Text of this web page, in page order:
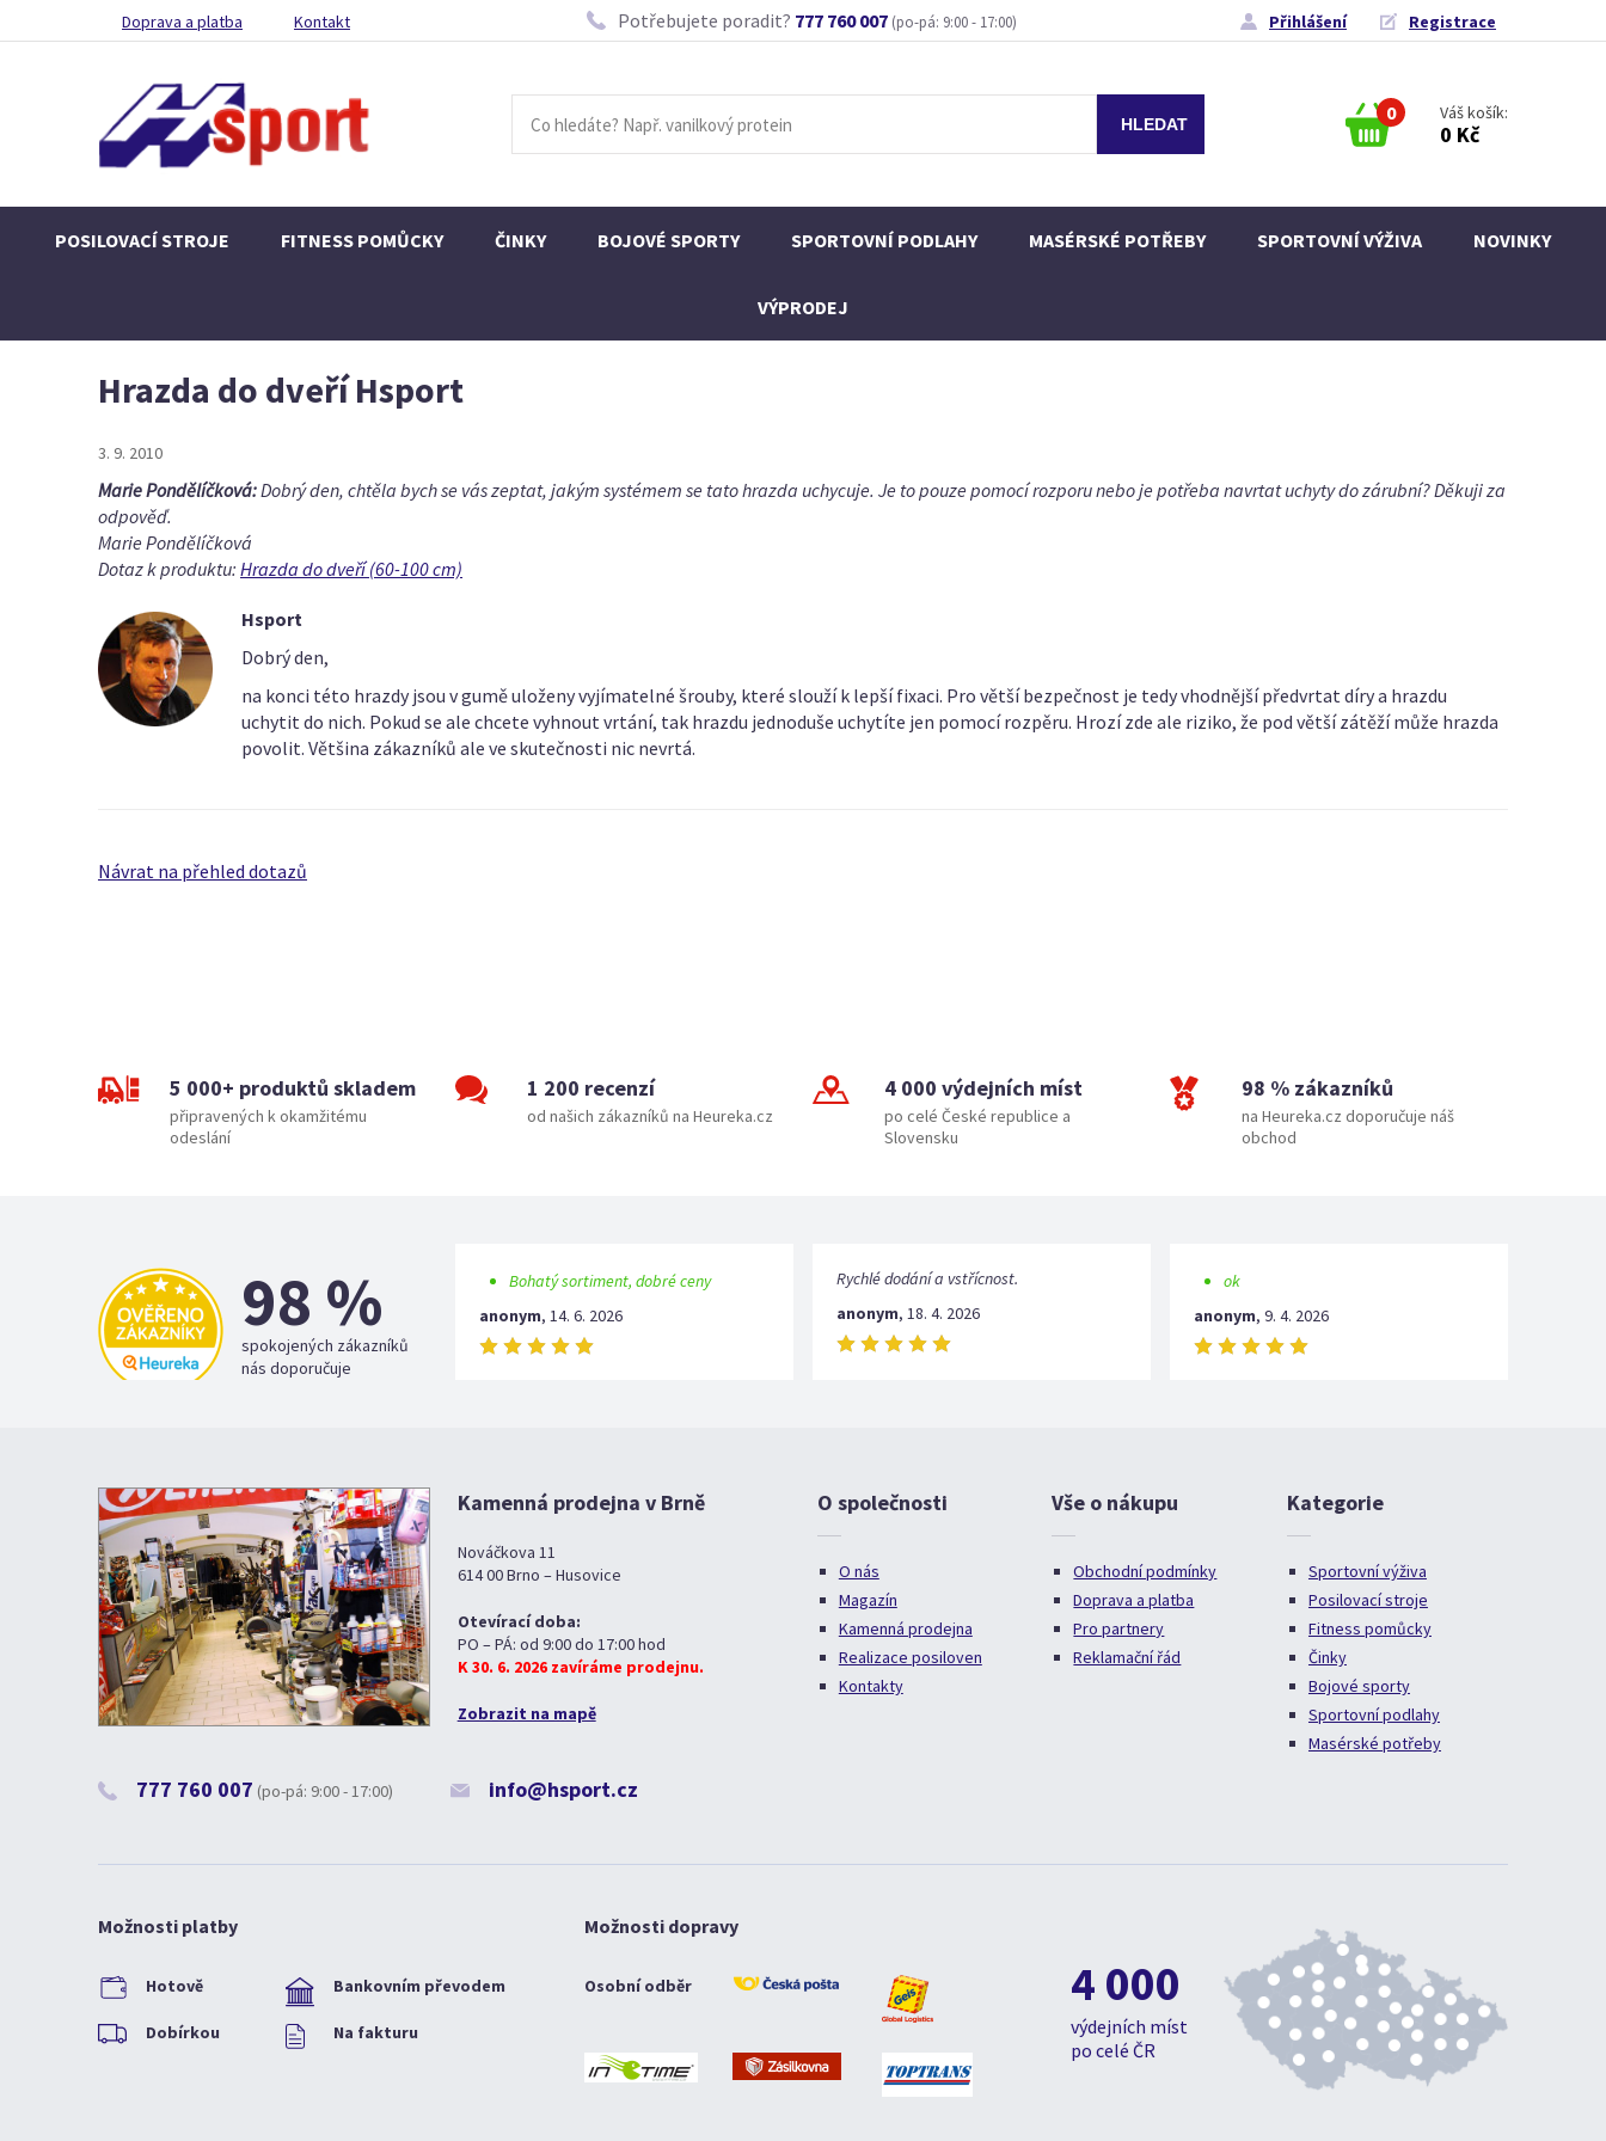
Doprava a platba Kontakt Potřebujete poradit? 777 760 007 (po-pá: 9:00 - 17:00) Přihlášení Registrace
0 Váš košík:
0 Kč
POSILOVACÍ STROJE FITNESS POMŮCKY ČINKY BOJOVÉ SPORTY SPORTOVNÍ PODLAHY MASÉRSKÉ POTŘEBY SPORTOVNÍ VÝŽIVA NOVINKY
VÝPRODEJ
Hrazda do dveří Hsport
3. 9. 2010
Marie Pondělíčková:Dobrý den, chtěla bych se vás zeptat, jakým systémem se tato hrazda uchycuje. Je to pouze pomocí rozporu nebo je potřeba navrtat uchyty do zárubní? Děkuji za
odpověď.
Marie Pondělíčková
Dotaz k produktu: Hrazda do dveří (60-100 cm)
Hsport
Dobrý den,
na konci této hrazdy jsou v gumě uloženy vyjímatelné šrouby, které slouží k lepší fixaci. Pro větší bezpečnost je tedy vhodnější předvrtat díry a hrazdu
uchytit do nich. Pokud se ale chcete vyhnout vrtání, tak hrazdu jednoduše uchytíte jen pomocí rozpěru. Hrozí zde ale riziko, že pod větší zátěží může hrazda
povolit. Většina zákazníků ale ve skutečnosti nic nevrtá.
Návrat na přehled dotazů
5 000+ produktů skladem
připravených k okamžitému
odeslání
1 200 recenzí
od našich zákazníků na Heureka.cz
4 000 výdejních míst
po celé České republice a
Slovensku
98 % zákazníků
na Heureka.cz doporučuje náš
obchod
98 %
spokojených zákazníků
nás doporučuje
Bohatý sortiment, dobré ceny
anonym, 14. 6. 2026
Rychlé dodání a vstřícnost.
anonym, 18. 4. 2026
ok
anonym, 9. 4. 2026
Kamenná prodejna v Brně
Nováčkova 11
614 00 Brno – Husovice
Otevírací doba:
PO – PÁ: od 9:00 do 17:00 hod
K 30. 6. 2026 zavíráme prodejnu.
Zobrazit na mapě
777 760 007 (po-pá: 9:00 - 17:00) info@hsport.cz
O společnosti
O nás
Magazín
Kamenná prodejna
Realizace posiloven
Kontakty
Vše o nákupu
Obchodní podmínky
Doprava a platba
Pro partnery
Reklamační řád
Kategorie
Sportovní výživa
Posilovací stroje
Fitness pomůcky
Činky
Bojové sporty
Sportovní podlahy
Masérské potřeby
Možnosti platby
Hotově Bankovním převodem
Dobírkou Na fakturu
Možnosti dopravy
Osobní odběr 4 000
výdejních míst
po celé ČR